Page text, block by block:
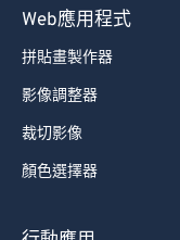
Web應用程式
拼貼畫製作器
影像調整器
裁切影像
顏色選擇器